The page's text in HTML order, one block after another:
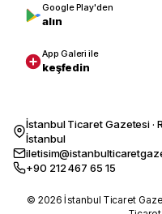
Google Play'den
alın
App Galeri ile
keşfedin
İstanbul Ticaret Gazetesi ·
İstanbul
+90 212 467 65 15
© 2026 İstanbul Ticaret